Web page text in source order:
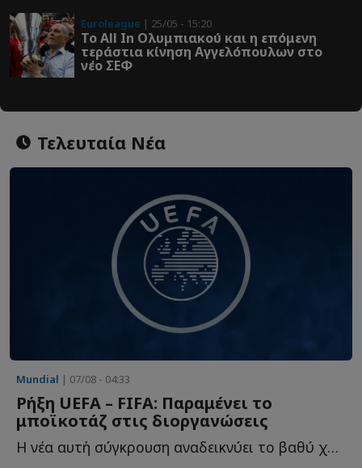
Euroleague | 25/05 - 15:20
Το All In Ολυμπιακού και η επόμενη
τεράστια κίνηση Αγγελόπουλων στο
νέο ΣΕΦ
Τελευταία Νέα
Mundial | 07/08 - 04:33
Ρήξη UEFA – FIFA: Παραμένει το
μποϊκοτάζ στις διοργανώσεις
Η νέα αυτή σύγκρουση αναδεικνύει το βαθύ χάσμα που ε...